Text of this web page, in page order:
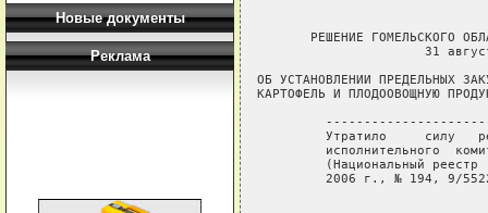
Новые документы
Реклама
РЕШЕНИЕ ГОМЕЛЬСКОГО
31
ОБ УСТАНОВЛЕНИИ ПРЕДЕЛЬНЫХ
КАРТОФЕЛЬ И ПЛОДООВОЩНУЮ
Утратило     силу
исполнительного
(Национальный
2006 г., № 194, 9/